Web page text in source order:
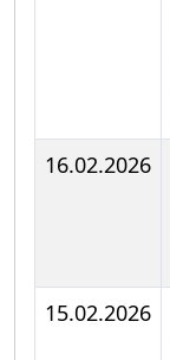
16.02.2026
15.02.2026